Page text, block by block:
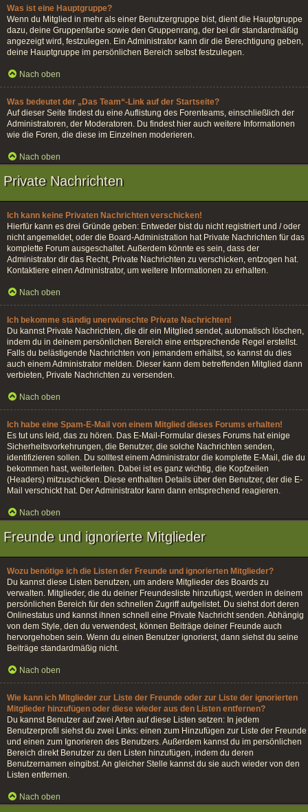
Was ist eine Hauptgruppe?
Wenn du Mitglied in mehr als einer Benutzergruppe bist, dient die Hauptgruppe
dazu, deine Gruppenfarbe sowie den Gruppenrang, der bei dir standardmäßig
angezeigt wird, festzulegen. Ein Administrator kann dir die Berechtigung geben,
deine Hauptgruppe im persönlichen Bereich selbst festzulegen.
Nach oben
Was bedeutet der „Das Team“-Link auf der Startseite?
Auf dieser Seite findest du eine Auflistung des Forenteams, einschließlich der
Administratoren, der Moderatoren. Du findest hier auch weitere Informationen
wie die Foren, die diese im Einzelnen moderieren.
Nach oben
Private Nachrichten
Ich kann keine Privaten Nachrichten verschicken!
Hierfür kann es drei Gründe geben: Entweder bist du nicht registriert und / oder
nicht angemeldet, oder die Board-Administration hat Private Nachrichten für das
komplette Forum ausgeschaltet. Außerdem könnte es sein, dass der
Administrator dir das Recht, Private Nachrichten zu verschicken, entzogen hat.
Kontaktiere einen Administrator, um weitere Informationen zu erhalten.
Nach oben
Ich bekomme ständig unerwünschte Private Nachrichten!
Du kannst Private Nachrichten, die dir ein Mitglied sendet, automatisch löschen,
indem du in deinem persönlichen Bereich eine entsprechende Regel erstellst.
Falls du belästigende Nachrichten von jemandem erhältst, so kannst du dies
auch einem Administrator melden. Dieser kann dem betreffenden Mitglied dann
verbieten, Private Nachrichten zu versenden.
Nach oben
Ich habe eine Spam-E-Mail von einem Mitglied dieses Forums erhalten!
Es tut uns leid, das zu hören. Das E-Mail-Formular dieses Forums hat einige
Sicherheitsvorkehrungen, die Benutzer, die solche Nachrichten senden,
identifizieren sollen. Du solltest einem Administrator die komplette E-Mail, die du
bekommen hast, weiterleiten. Dabei ist es ganz wichtig, die Kopfzeilen
(Headers) mitzuschicken. Diese enthalten Details über den Benutzer, der die E-
Mail verschickt hat. Der Administrator kann dann entsprechend reagieren.
Nach oben
Freunde und ignorierte Mitglieder
Wozu benötige ich die Listen der Freunde und ignorierten Mitglieder?
Du kannst diese Listen benutzen, um andere Mitglieder des Boards zu
verwalten. Mitglieder, die du deiner Freundesliste hinzufügst, werden in deinem
persönlichen Bereich für den schnellen Zugriff aufgelistet. Du siehst dort deren
Onlinestatus und kannst ihnen schnell eine Private Nachricht senden. Abhängig
von dem Style, den du verwendest, können Beiträge deiner Freunde auch
hervorgehoben sein. Wenn du einen Benutzer ignorierst, dann siehst du seine
Beiträge standardmäßig nicht.
Nach oben
Wie kann ich Mitglieder zur Liste der Freunde oder zur Liste der ignorierten
Mitglieder hinzufügen oder diese wieder aus den Listen entfernen?
Du kannst Benutzer auf zwei Arten auf diese Listen setzen: In jedem
Benutzerprofil siehst du zwei Links: einen zum Hinzufügen zur Liste der Freunde
und einen zum Ignorieren des Benutzers. Außerdem kannst du im persönlichen
Bereich direkt Benutzer zu den Listen hinzufügen, indem du deren
Benutzernamen eingibst. An gleicher Stelle kannst du sie auch wieder von den
Listen entfernen.
Nach oben